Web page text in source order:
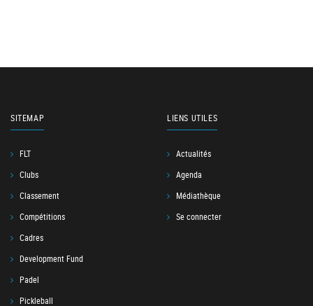
SITEMAP
FLT
Clubs
Classement
Compétitions
Cadres
Development Fund
Padel
Pickleball
LIENS UTILES
Actualités
Agenda
Médiathèque
Se connecter